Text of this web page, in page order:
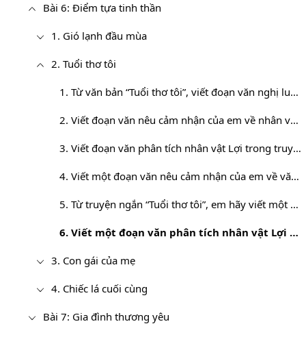
Bài 6: Điểm tựa tinh thần
1. Gió lạnh đầu mùa
2. Tuổi thơ tôi
1. Từ văn bản “Tuổi thơ tôi”, viết đoạn văn nghị luận về cách ứng xử của mỗi người trong cuộc sống
2. Viết đoạn văn nêu cảm nhận của em về nhân vật người thầy trong văn bản “Tuổi thơ tôi"
3. Viết đoạn văn phân tích nhân vật Lợi trong truyện “Tuổi thơ tôi” của Nguyễn Nhật Ánh
4. Viết một đoạn văn nêu cảm nhận của em về văn bản “Tuổi thơ tôi”
5. Từ truyện ngắn “Tuổi thơ tôi”, em hãy viết một đoạn văn nghị luận về tình bạn
6. Viết một đoạn văn phân tích nhân vật Lợi trong truyện “Tuổi thơ tôi” của Nguyễn Nhật Ánh
3. Con gái của mẹ
4. Chiếc lá cuối cùng
Bài 7: Gia đình thương yêu